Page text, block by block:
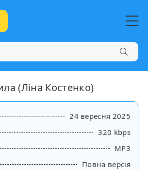
(Ліна Костенко)
24 вересня 2025
320 kbps
MP3
Повна версія